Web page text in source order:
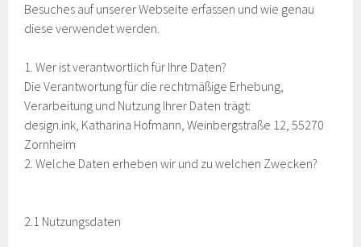
Besuches auf unserer Webseite erfassen und wie genau
diese verwendet werden.
1. Wer ist verantwortlich für Ihre Daten?
Die Verantwortung für die rechtmäßige Erhebung,
Verarbeitung und Nutzung Ihrer Daten trägt:
design.ink, Katharina Hofmann, Weinbergstraße 12, 55270
Zornheim
2. Welche Daten erheben wir und zu welchen Zwecken?
2.1 Nutzungsdaten